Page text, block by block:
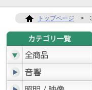
トップページ >